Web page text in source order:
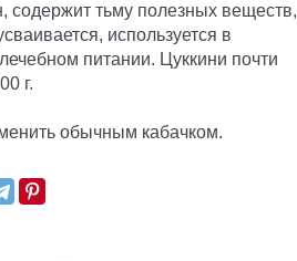
содержит тьму полезных веществ,
используется в
питании. Цуккини почти
г.
обычным кабачком.